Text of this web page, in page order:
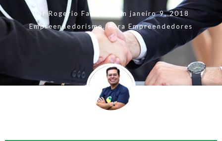
Por Rogerio Fameli Em janeiro 9, 2018
Empreendedorismo,Para Empreendedores